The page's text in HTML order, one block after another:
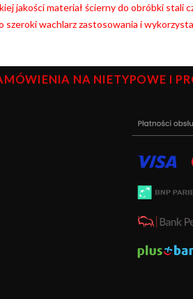
jakości materiał ścierny do obróbki stali
szeroki wachlarz zastosowania i
NA NIETYPOWE I